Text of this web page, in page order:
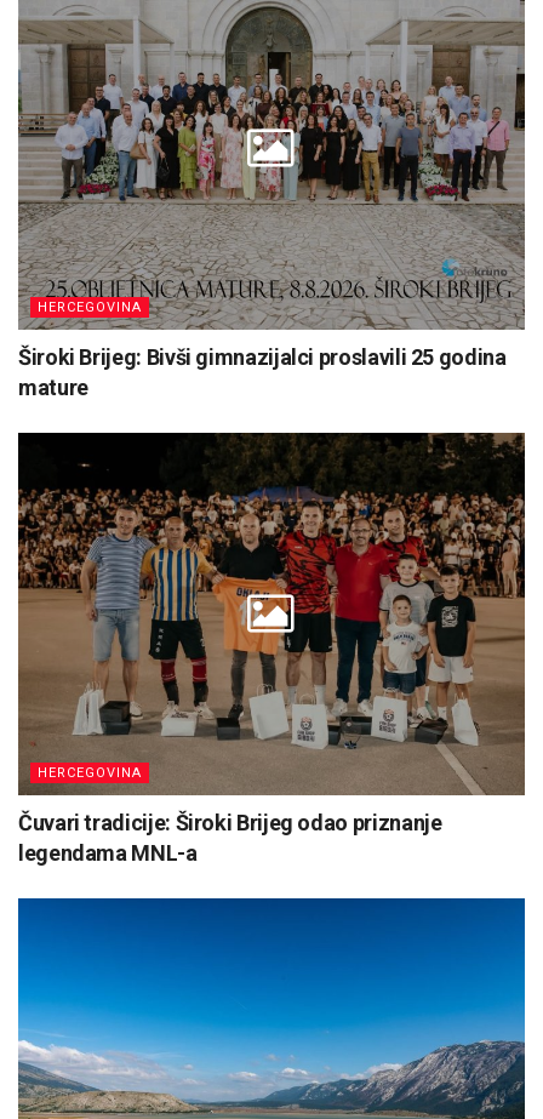
HERCEGOVINA
Široki Brijeg: Bivši gimnazijalci proslavili 25 godina
mature
HERCEGOVINA
Čuvari tradicije: Široki Brijeg odao priznanje
legendama MNL-a